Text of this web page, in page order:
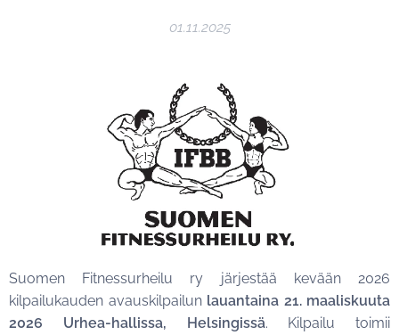
01.11.2025
Suomen Fitnessurheilu ry järjestää kevään 2026
kilpailukauden avauskilpailun lauantaina 21. maaliskuuta
2026 Urhea-hallissa, Helsingissä. Kilpailu toimii